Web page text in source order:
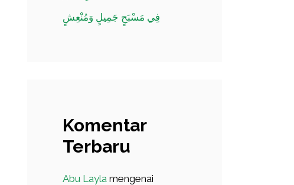
فِي مَسْبَحٍ جَمِيلٍ وَمُنْعِشٍ
Komentar
Terbaru
Abu Layla mengenai